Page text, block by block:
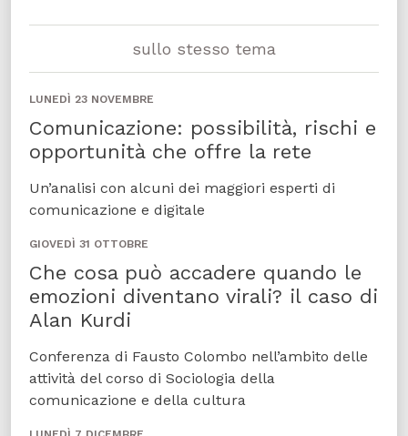
sullo stesso tema
LUNEDÌ 23 NOVEMBRE
Comunicazione: possibilità, rischi e
opportunità che offre la rete
Un’analisi con alcuni dei maggiori esperti di
comunicazione e digitale
GIOVEDÌ 31 OTTOBRE
Che cosa può accadere quando le
emozioni diventano virali? il caso di
Alan Kurdi
Conferenza di Fausto Colombo nell’ambito delle
attività del corso di Sociologia della
comunicazione e della cultura